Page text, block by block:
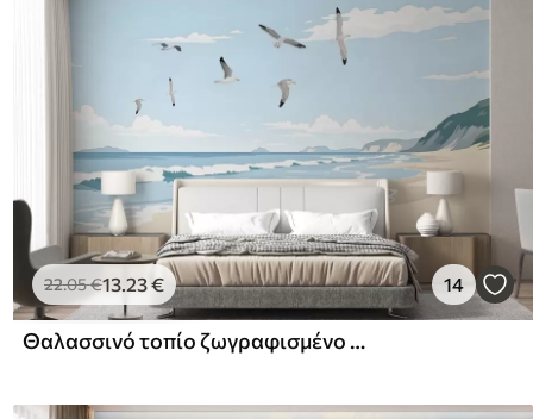
22.05€13.23€ 14
Θαλασσινό τοπίο ζωγραφισμένο με λαδομπογιά